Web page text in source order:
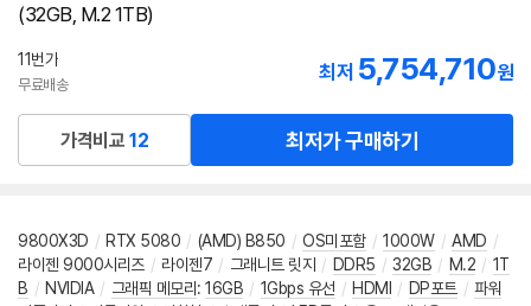
(32GB, M.2 1TB)
11번가
무료배송
최저 5,754,710원
가격비교 12 최저가 구매하기
9800X3D / RTX 5080 / (AMD) B850 / OS미포함 / 1000W / AMD /
라이젠 9000시리즈 / 라이젠7 / 그래니트 릿지 / DDR5 / 32GB / M.2 / 1T
B / NVIDIA / 그래픽 메모리: 16GB / 1Gbps 유선 / HDMI / DP포트 / 파워